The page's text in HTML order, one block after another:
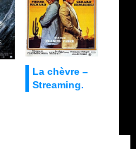
La chèvre –
Streaming.